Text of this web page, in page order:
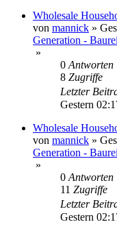
Wholesale
von mannick »
Generation -
»
0 Antworten
8 Zugriffe
Letzter
Gestern
Wholesale
von mannick »
Generation -
»
0 Antworten
11 Zugriffe
Letzter
Gestern